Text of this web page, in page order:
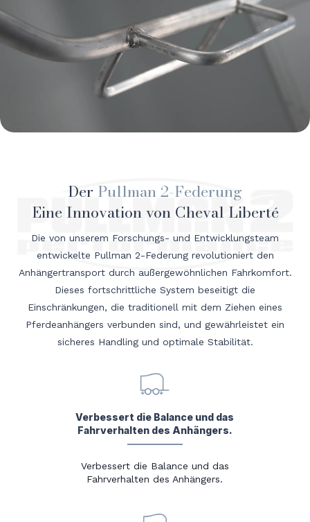
Der Pullman 2-Federung
Eine Innovation von Cheval Liberté
Die von unserem Forschungs- und Entwicklungsteam
entwickelte Pullman 2-Federung revolutioniert den
Anhängertransport durch außergewöhnlichen Fahrkomfort.
Dieses fortschrittliche System beseitigt die
Einschränkungen, die traditionell mit dem Ziehen eines
Pferdeanhängers verbunden sind, und gewährleistet ein
sicheres Handling und optimale Stabilität.
Verbessert die Balance und das
Fahrverhalten des Anhängers.
Verbessert die Balance und das
Fahrverhalten des Anhängers.